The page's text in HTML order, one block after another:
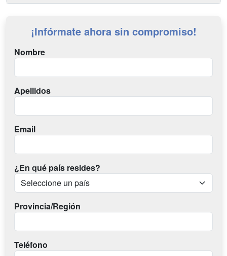
¡Infórmate ahora sin compromiso!
Nombre
Apellidos
Email
¿En qué país resides?
Provincia/Región
Teléfono